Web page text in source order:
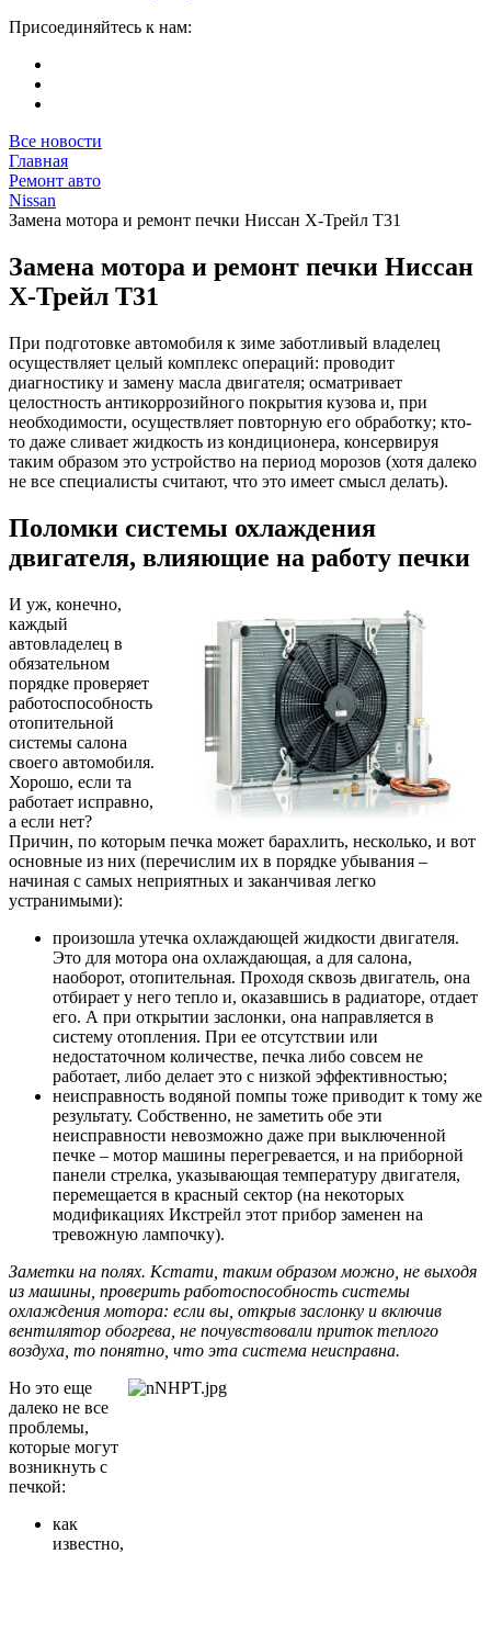
Присоединяйтесь к нам:
Все новости
Главная
Ремонт авто
Nissan
Замена мотора и ремонт печки Ниссан Х-Трейл Т31
Замена мотора и ремонт печки Ниссан
Х-Трейл Т31
При подготовке автомобиля к зиме заботливый владелец
осуществляет целый комплекс операций: проводит
диагностику и замену масла двигателя; осматривает
целостность антикоррозийного покрытия кузова и, при
необходимости, осуществляет повторную его обработку; кто-
то даже сливает жидкость из кондиционера, консервируя
таким образом это устройство на период морозов (хотя далеко
не все специалисты считают, что это имеет смысл делать).
Поломки системы охлаждения
двигателя, влияющие на работу печки
И уж, конечно,
каждый
автовладелец в
обязательном
порядке проверяет
работоспособность
отопительной
системы салона
своего автомобиля.
Хорошо, если та
работает исправно,
а если нет?
Причин, по которым печка может барахлить, несколько, и вот
основные из них (перечислим их в порядке убывания –
начиная с самых неприятных и заканчивая легко
устранимыми):
произошла утечка охлаждающей жидкости двигателя.
Это для мотора она охлаждающая, а для салона,
наоборот, отопительная. Проходя сквозь двигатель, она
отбирает у него тепло и, оказавшись в радиаторе, отдает
его. А при открытии заслонки, она направляется в
систему отопления. При ее отсутствии или
недостаточном количестве, печка либо совсем не
работает, либо делает это с низкой эффективностью;
неисправность водяной помпы тоже приводит к тому же
результату. Собственно, не заметить обе эти
неисправности невозможно даже при выключенной
печке – мотор машины перегревается, и на приборной
панели стрелка, указывающая температуру двигателя,
перемещается в красный сектор (на некоторых
модификациях Икстрейл этот прибор заменен на
тревожную лампочку).
Заметки на полях. Кстати, таким образом можно, не выходя
из машины, проверить работоспособность системы
охлаждения мотора: если вы, открыв заслонку и включив
вентилятор обогрева, не почувствовали приток теплого
воздуха, то понятно, что эта система неисправна.
Но это еще
далеко не все
проблемы,
которые могут
возникнуть с
печкой:
как
известно,